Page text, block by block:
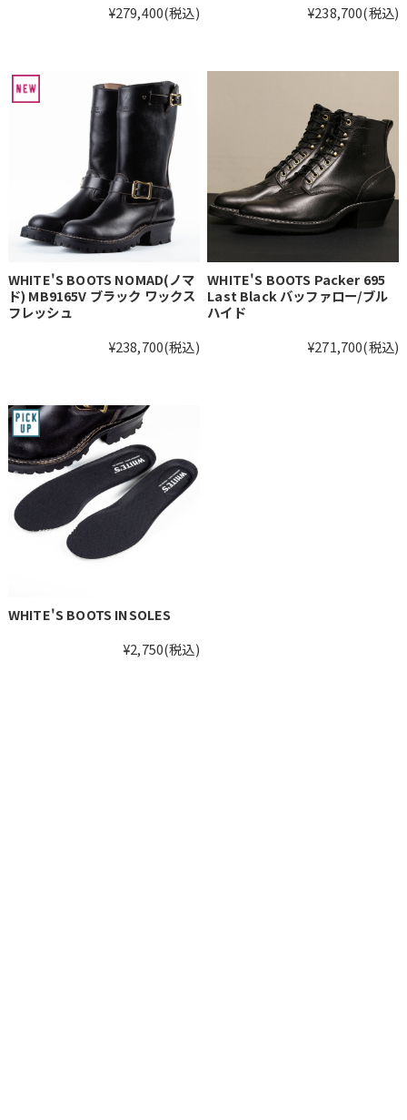
¥279,400(税込)
¥238,700(税込)
WHITE'S BOOTS NOMAD(ノマ
ド) MB9165V ブラック ワックス
フレッシュ
¥238,700(税込)
WHITE'S BOOTS Packer 695
Last Black バッファロー/ブル
ハイド
¥271,700(税込)
WHITE'S BOOTS INSOLES
¥2,750(税込)